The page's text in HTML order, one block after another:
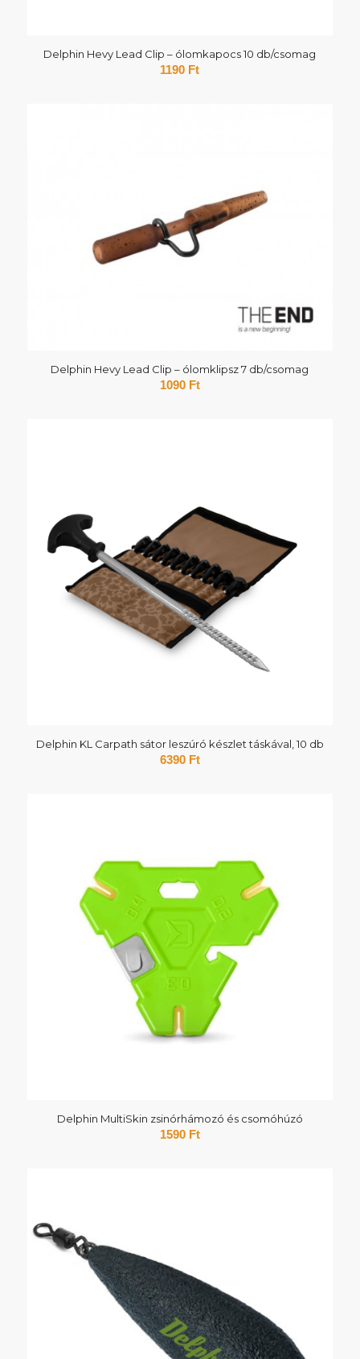
Delphin Hevy Lead Clip – ólomkapocs 10 db/csomag
1190 Ft
Delphin Hevy Lead Clip – ólomklipsz 7 db/csomag
1090 Ft
Delphin KL Carpath sátor leszúró készlet táskával, 10 db
6390 Ft
Delphin MultiSkin zsinórhámozó és csomóhúzó
1590 Ft